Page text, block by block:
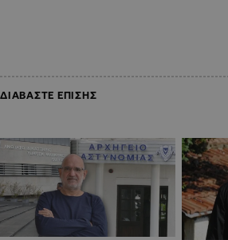
ΔΙΑΒΑΣΤΕ ΕΠΙΣΗΣ